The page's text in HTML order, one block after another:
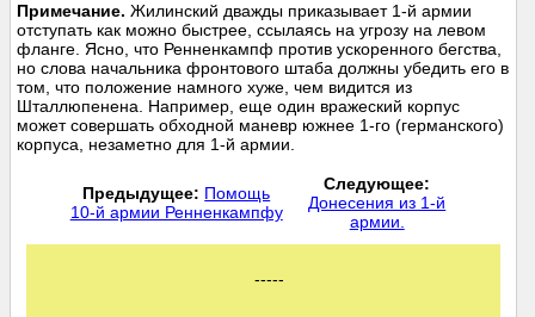
Примечание. Жилинский дважды приказывает 1-й армии
отступать как можно быстрее, ссылаясь на угрозу на левом
фланге. Ясно, что Ренненкампф против ускоренного бегства,
но слова начальника фронтового штаба должны убедить его в
том, что положение намного хуже, чем видится из
Шталлюпенена. Например, еще один вражеский корпус
может совершать обходной маневр южнее 1-го (германского)
корпуса, незаметно для 1-й армии.
Предыдущее: Помощь
10-й армии Ренненкампфу
Следующее:
Донесения из 1-й
армии.
-----